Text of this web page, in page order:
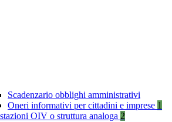
Scadenzario obblighi amministrativi
Oneri informativi per cittadini e imprese 1
OIV o struttura analoga 2